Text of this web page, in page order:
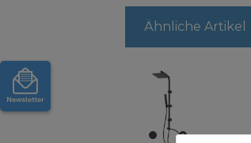
Ähnliche Artikel